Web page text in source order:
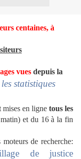
centaines, à
vues depuis la
statistiques
mises en ligne tous les
et du 16 à la fin
de recherche:
de justice